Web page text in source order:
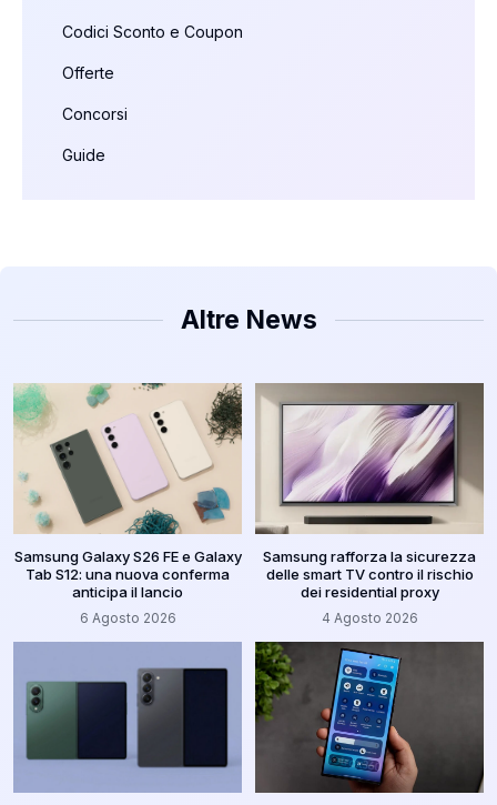
Codici Sconto e Coupon
Offerte
Concorsi
Guide
Altre News
Samsung Galaxy S26 FE e Galaxy
Tab S12: una nuova conferma
anticipa il lancio
6 Agosto 2026
Samsung rafforza la sicurezza
delle smart TV contro il rischio
dei residential proxy
4 Agosto 2026